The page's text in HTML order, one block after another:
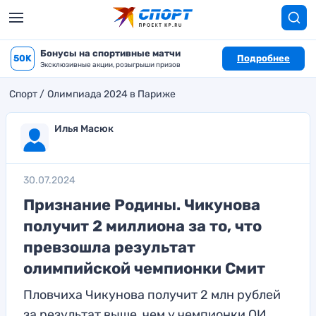
50K Бонусы на спортивные матчи
Эксклюзивные акции, розыгрыши призов
Подробнее
Спорт Олимпиада 2024 в Париже
Илья Масюк
30.07.2024
Признание Родины. Чикунова
получит 2 миллиона за то, что
превзошла результат
олимпийской чемпионки Смит
Пловчиха Чикунова получит 2 млн рублей